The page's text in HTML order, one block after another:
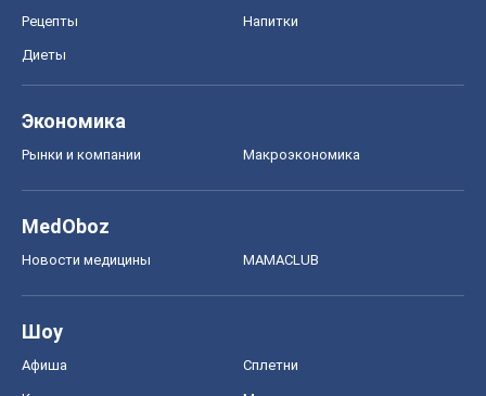
Рецепты Напитки
Диеты
Экономика
Рынки и компании Mакроэкономика
MedOboz
Новости медицины MAMACLUB
Шоу
Афиша Сплетни